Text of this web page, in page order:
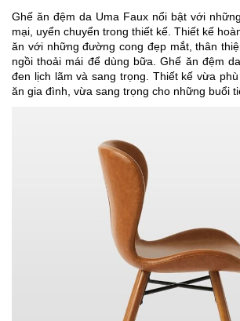
Ghế ăn đệm da Uma Faux nổi bật với
mại, uyển chuyển trong thiết kế. Thiết kế
ăn với những đường cong đẹp mắt, thân
ngồi thoải mái để dùng bữa. Ghế ăn đệm
đen lịch lãm và sang trọng. Thiết kế vừa
ăn gia đình, vừa sang trọng cho những buổi